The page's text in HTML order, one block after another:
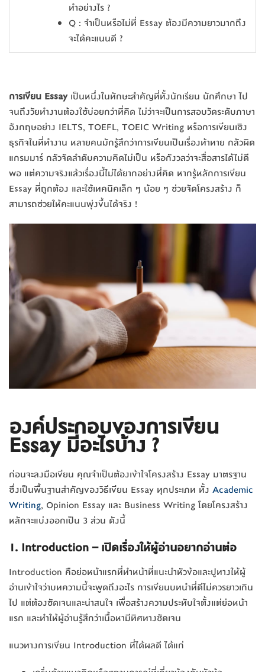
ทำอย่างไร ?
Q : จำเป็นหรือไม่ที่ Essay ต้องมีความยาวมากถึง
จะได้คะแนนดี ?
การเขียน Essayเป็นหนึ่งในทักษะสำคัญที่ทั้งนักเรียน นักศึกษา ไป
จนถึงวัยทำงานต้องใช้บ่อยกว่าที่คิด ไม่ว่าจะเป็นการสอบวัดระดับภาษา
อังกฤษอย่าง IELTS, TOEFL, TOEIC Writing หรือการเขียนเชิง
ธุรกิจในที่ทำงาน หลายคนมักรู้สึกว่าการเขียนเป็นเรื่องท้าทาย กลัวผิด
แกรมมาร์ กลัวจัดลำดับความคิดไม่เป็น หรือกังวลว่าจะสื่อสารได้ไม่ดี
พอ แต่ความจริงแล้วเรื่องนี้ไม่ได้ยากอย่างที่คิด หากรู้หลักการเขียน
Essay ที่ถูกต้อง และใช้เทคนิคเล็ก ๆ น้อย ๆ ช่วยจัดโครงสร้าง ก็
สามารถช่วยให้คะแนนพุ่งขึ้นได้จริง !
องค์ประกอบของการเขียน
Essay มีอะไรบ้าง ?
ก่อนจะลงมือเขียน คุณจำเป็นต้องเข้าใจโครงสร้าง Essay มาตรฐาน
ซึ่งเป็นพื้นฐานสำคัญของวิธีเขียน Essay ทุกประเภท ทั้ง Academic
Writing, Opinion Essay และ Business Writing โดยโครงสร้าง
หลักจะแบ่งออกเป็น 3 ส่วน ดังนี้
1. Introduction – เปิดเรื่องให้ผู้อ่านอยากอ่านต่อ
Introduction คือย่อหน้าแรกที่ทำหน้าที่แนะนำหัวข้อและปูทางให้ผู้
อ่านเข้าใจว่าบทความนี้จะพูดถึงอะไร การเขียนบทนำที่ดีไม่ควรยาวเกิน
ไป แต่ต้องชัดเจนและน่าสนใจ เพื่อสร้างความประทับใจตั้งแต่ย่อหน้า
แรก และทำให้ผู้อ่านรู้สึกว่าเนื้อหามีทิศทางชัดเจน
แนวทางการเขียน Introduction ที่ได้ผลดี ได้แก่